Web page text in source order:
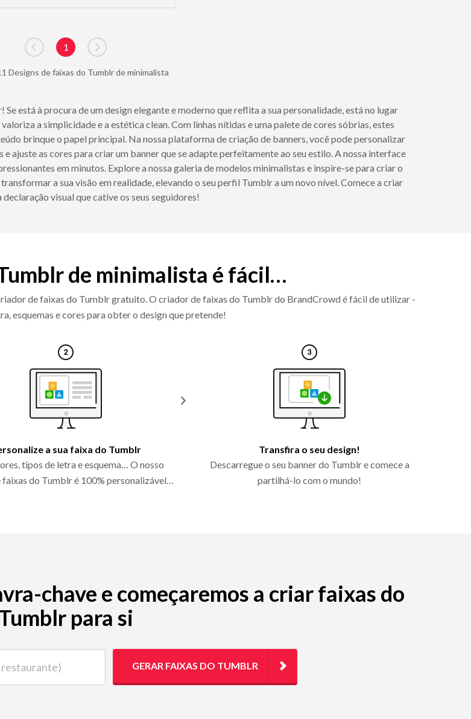
Go to previous page
1
Go to next page
Designs de faixas do Tumblr de minimalista
está à procura de um design elegante e moderno que reflita a sua personalidade, está no lugar
a simplicidade e a estética clean. Com linhas nítidas e uma palete de cores sóbrias, estes
brinque o papel principal. Na nossa plataforma de criação de banners, você pode personalizar
ajuste as cores para criar um banner que se adapte perfeitamente ao seu estilo. A nossa interface
em minutos. Explore a nossa galeria de modelos minimalistas e inspire-se para criar o
a sua visão em realidade, elevando o seu perfil Tumblr a um novo nível. Comece a criar
declaração visual que cative os seus seguidores!
de minimalista é fácil…
de faixas do Tumblr gratuito. O criador de faixas do Tumblr do BrandCrowd é fácil de utilizar -
esquemas e cores para obter o design que pretende!
a sua faixa do Tumblr
tipos de letra e esquema… O nosso
do Tumblr é 100% personalizável…
Transfira o seu design!
Descarregue o seu banner do Tumblr e comece a
partilhá-lo com o mundo!
chave e começaremos a criar faixas do
para si
GERAR FAIXAS DO TUMBLR